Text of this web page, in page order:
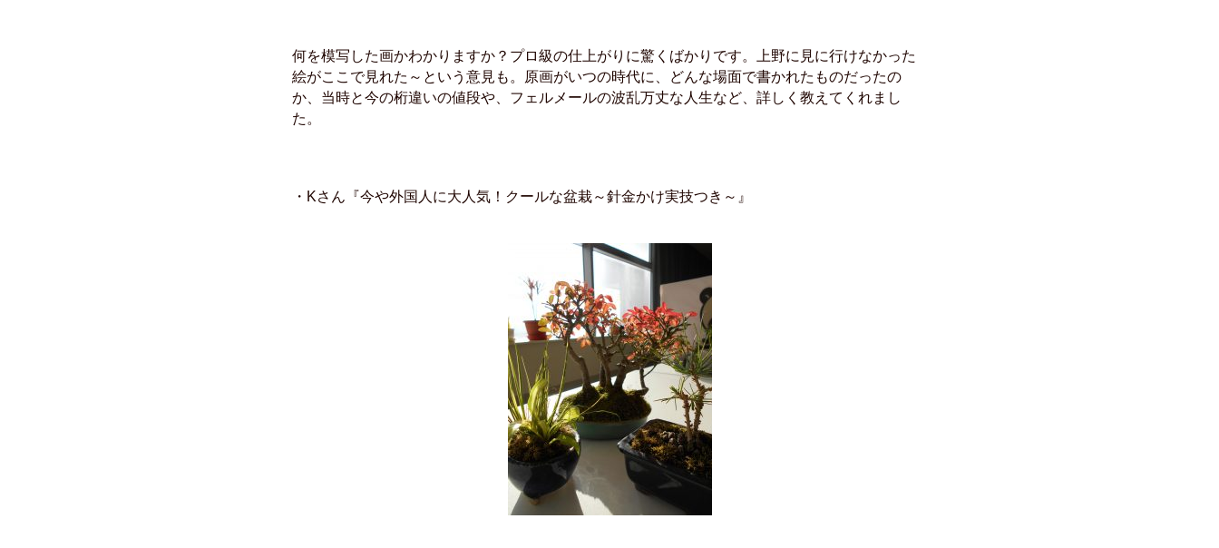
何を模写した画かわかりますか？プロ級の仕上がりに驚くばかりです。上野に見に行けなかった
絵がここで見れた～という意見も。原画がいつの時代に、どんな場面で書かれたものだったの
か、当時と今の桁違いの値段や、フェルメールの波乱万丈な人生など、詳しく教えてくれまし
た。
・Kさん『今や外国人に大人気！クールな盆栽～針金かけ実技つき～』